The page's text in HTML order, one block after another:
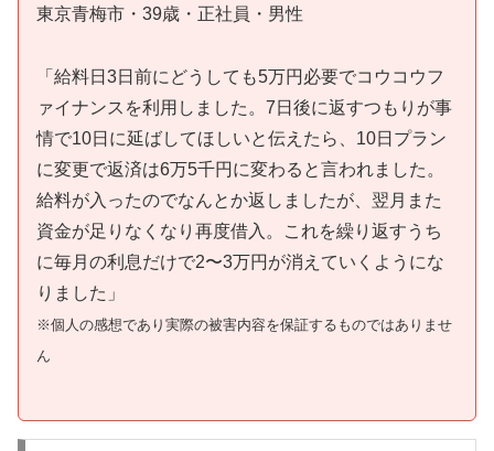
東京青梅市・39歳・正社員・男性
「給料日3日前にどうしても5万円必要でコウコウフ
ァイナンスを利用しました。7日後に返すつもりが事
情で10日に延ばしてほしいと伝えたら、10日プラン
に変更で返済は6万5千円に変わると言われました。
給料が入ったのでなんとか返しましたが、翌月また
資金が足りなくなり再度借入。これを繰り返すうち
に毎月の利息だけで2〜3万円が消えていくようにな
りました」
※個人の感想であり実際の被害内容を保証するものではありませ
ん